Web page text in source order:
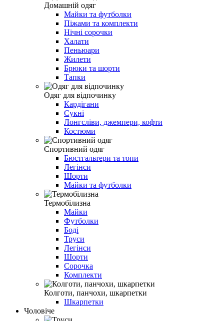
Домашній одяг
Майки та футболки
Піжами та комплекти
Нічні сорочки
Халати
Пеньюари
Жилети
Брюки та шорти
Тапки
Одяг для відпочинку
Кардігани
Сукні
Лонгсліви, джемпери, кофти
Костюми
Спортивний одяг
Бюстгальтери та топи
Легінси
Шорти
Майки та футболки
Термобілизна
Майки
Футболки
Боді
Труси
Легінси
Шорти
Сорочка
Комплекти
Колготи, панчохи, шкарпетки
Шкарпетки
Чоловіче